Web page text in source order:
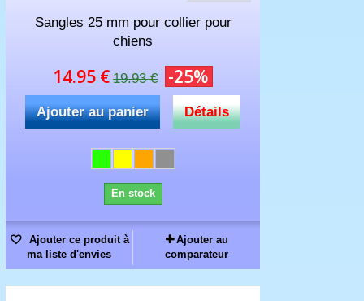
Sangles 25 mm pour collier pour
chiens
14.95 € 19.93 € -25%
Ajouter au panier Détails
En stock
Ajouter ce produit à
ma liste d'envies
Ajouter au
comparateur